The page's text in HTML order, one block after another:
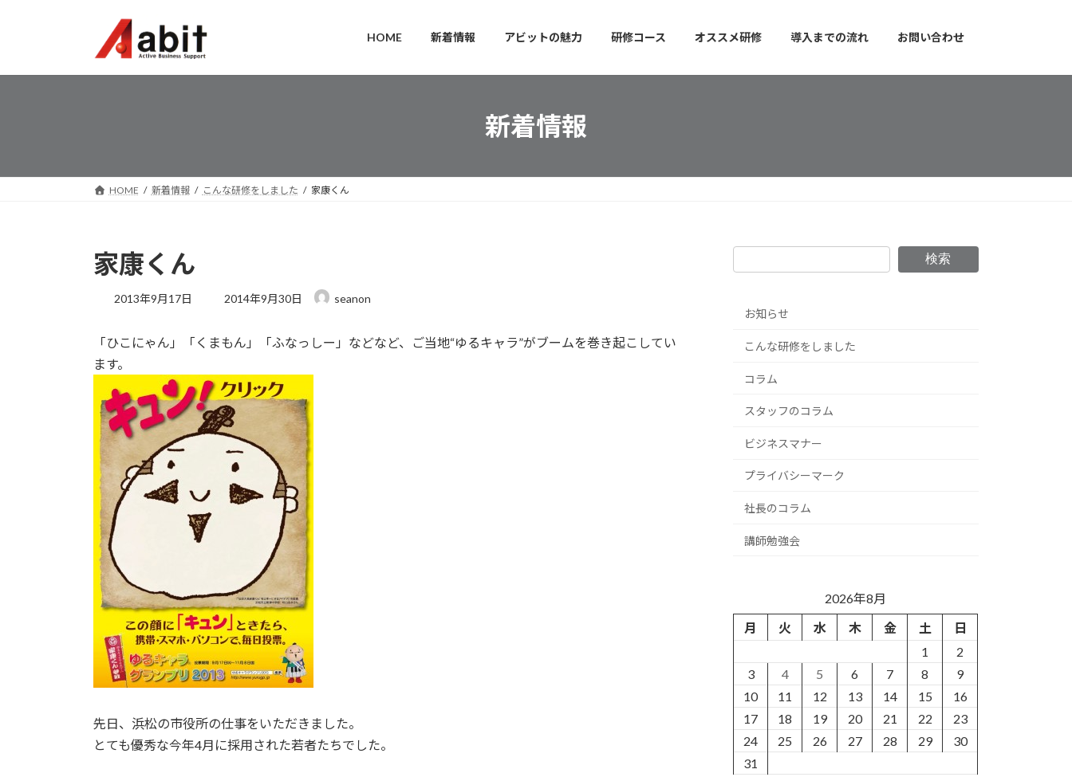
プ
動
HOME 新着情報 アビットの魅力 研修コース オススメ研修 導入までの流れ お問い合わせ
新着情報
HOME 新着情報 こんな研修をしました 家康くん
家康くん
2013年9月17日
最
新
時
:
2014年9月30日 seanon
「ひこにゃん」「くまもん」「ふなっしー」などなど、ご当地“ゆるキャラ”がブームを巻き起こしてい
ます。
先日、浜松の市役所の仕事をいただきました。
とても優秀な今年4月に採用された若者たちでした。
検索
お知らせ
こんな研修をしました
コラム
スタッフのコラム
ビジネスマナー
プライバシーマーク
社長のコラム
講師勉強会
2026年8月
月
火 水 木 金 土
日
1
2
3
4 5 6 7 8
9
10
11 12 13 14 15
16
17
18 19 20 21 22
23
24
25 26 27 28 29
30
31